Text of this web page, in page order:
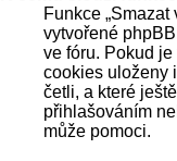
Funkce
vytvořené
ve fóru. Pokud
cookies uloženy
četli, a které
přihlašováním
může pomoci.